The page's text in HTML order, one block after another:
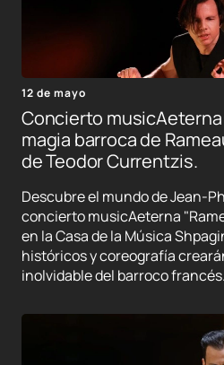
12 de mayo
Concierto
magia barroca de
de Teodor Currentzis.
Descubre el mundo de Jean-
concierto musicAeterna
en la Casa de la Música
históricos y coreografía
inolvidable del barroco francés.